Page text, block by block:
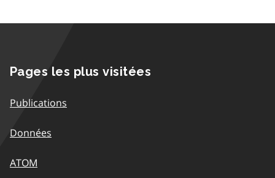
Pages les plus visitées
Publications
Données
ATOM